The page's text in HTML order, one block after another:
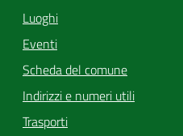
Luoghi
Eventi
Scheda del comune
Indirizzi e numeri utili
Trasporti